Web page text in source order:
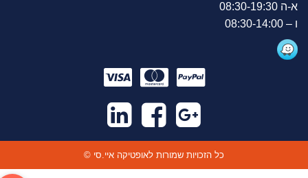
א-ה 08:30-19:30
ו – 08:30-14:00
© כל הזכויות שמורות לאופטיקה איי.סי